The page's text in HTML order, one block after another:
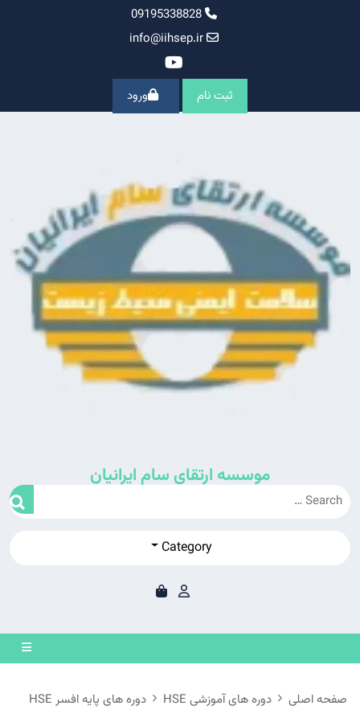
09195338828
info@iihsep.ir
ثبت نام ورود
موسسه ارتقای سام ایرانیان
Category
صفحه اصلی دوره های آموزشی HSE دوره های پایه افسر HSE